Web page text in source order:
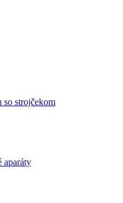
so strojčekom
aparáty